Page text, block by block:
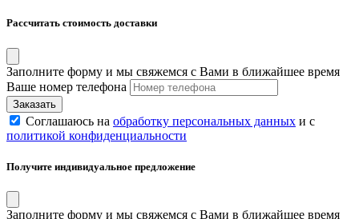
Рассчитать стоимость доставки
Заполните форму и мы свяжемся с Вами в ближайшее время
Ваше номер телефона
Соглашаюсь на обработку персональных данных и с
политикой конфиденциальности
Получите индивидуальное предложение
Заполните форму и мы свяжемся с Вами в ближайшее время